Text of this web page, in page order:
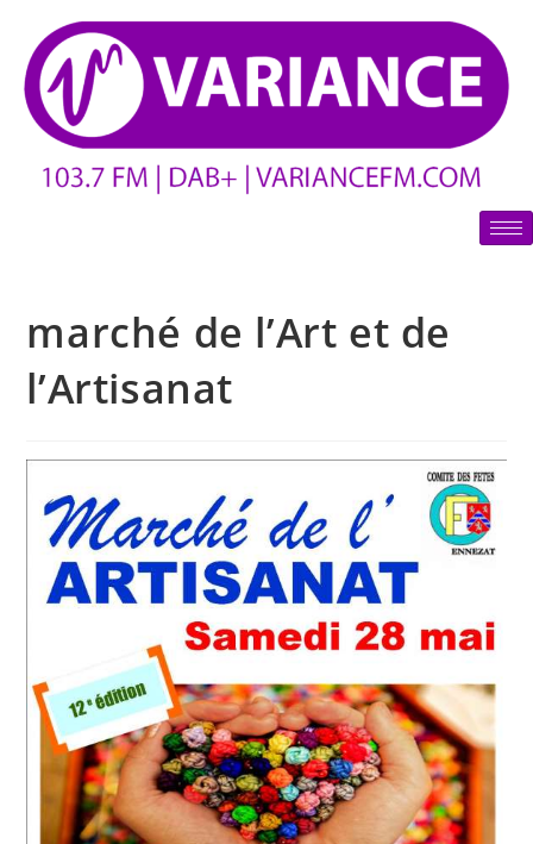
marché de l’Art et de
l’Artisanat